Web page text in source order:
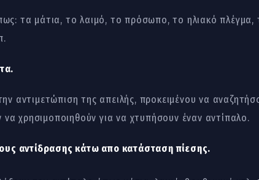
τα μάτια, το λαιμό, το πρόσωπο, το ηλιακό πλέγμα,
αντιμετώπιση της απειλής, προκειμένου να
χρησιμοποιηθούν για να χτυπήσουν έναν αντίπαλο.
αντίδρασης κάτω απο κατάσταση πίεσης.